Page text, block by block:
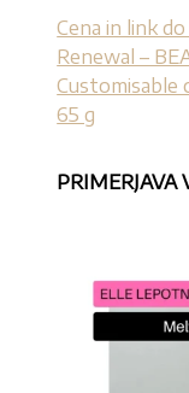
Cena in link
Renewal –
Customisable
65 g
PRIMERJAVA